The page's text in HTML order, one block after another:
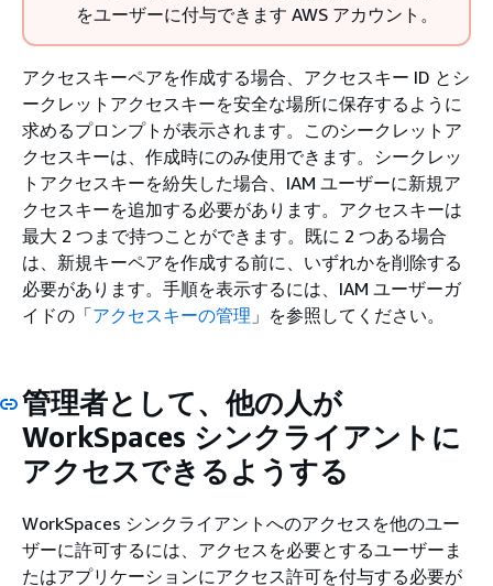
をユーザーに付与できます AWS アカウント。
アクセスキーペアを作成する場合、アクセスキー ID とシ
ークレットアクセスキーを安全な場所に保存するように
求めるプロンプトが表示されます。このシークレットア
クセスキーは、作成時にのみ使用できます。シークレッ
トアクセスキーを紛失した場合、IAM ユーザーに新規ア
クセスキーを追加する必要があります。アクセスキーは
最大 2 つまで持つことができます。既に 2 つある場合
は、新規キーペアを作成する前に、いずれかを削除する
必要があります。手順を表示するには、IAM ユーザーガ
イドの「アクセスキーの管理 」を参照してください。
管理者として、他の人が
WorkSpaces シンクライアントに
アクセスできるようする
WorkSpaces シンクライアントへのアクセスを他のユー
ザーに許可するには、アクセスを必要とするユーザーま
たはアプリケーションにアクセス許可を付与する必要が